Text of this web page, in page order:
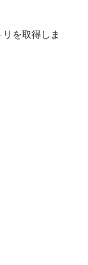
を取得しま